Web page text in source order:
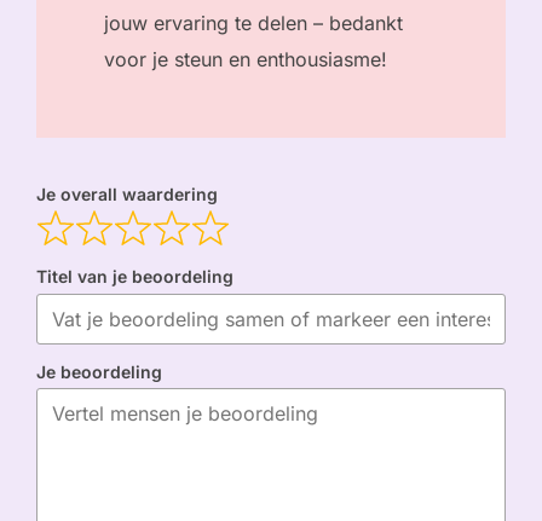
jouw ervaring te delen – bedankt
voor je steun en enthousiasme!
Je overall waardering
Titel van je beoordeling
Je beoordeling